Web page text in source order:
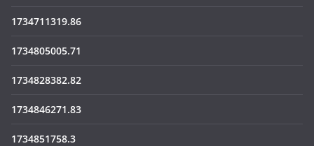
1734711319.86
1734805005.71
1734828382.82
1734846271.83
1734851758.3